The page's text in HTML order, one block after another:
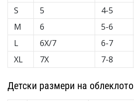
S
M
L
XL
5
6
6X/7
7X
4-5
5-6
6-7
7-8
Детски размери на облеклото